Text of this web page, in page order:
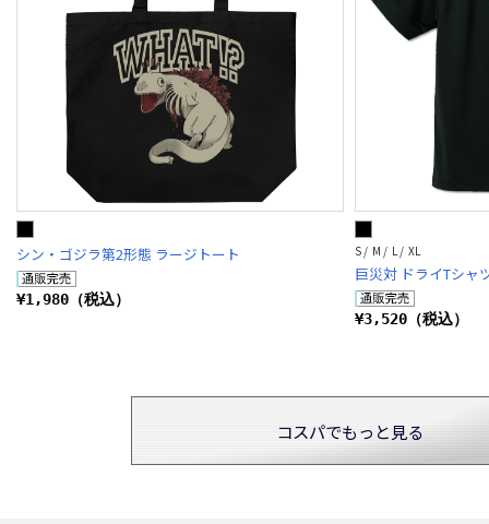
シン・ゴジラ第2形態 ラージトート
¥1,980（税込）
S / M / L / XL
巨災対 ドライTシャ
¥3,520（税込）
コスパでもっと見る